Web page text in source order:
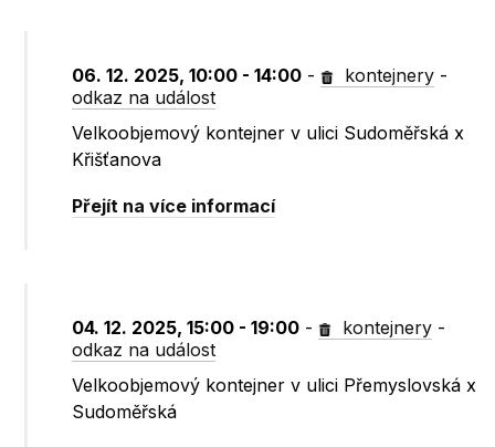
06. 12. 2025, 10:00 - 14:00 - kontejnery -
odkaz na událost
Velkoobjemový kontejner v ulici Sudoměřská x
Křišťanova
Přejít na více informací
04. 12. 2025, 15:00 - 19:00 - kontejnery -
odkaz na událost
Velkoobjemový kontejner v ulici Přemyslovská x
Sudoměřská